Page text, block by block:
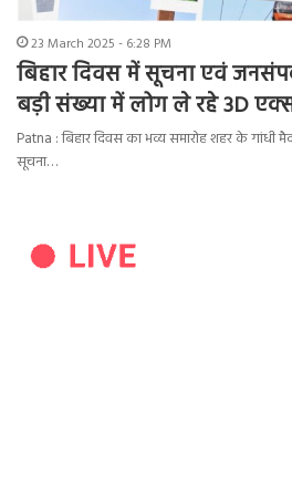
23 March 2025 - 6:28 PM
बिहार दिवस में सूचना एवं
बड़ी संख्या में लोग ले रहे 3D
Patna : बिहार दिवस का भव्य समारोह शहर के गांधी
सूचना…